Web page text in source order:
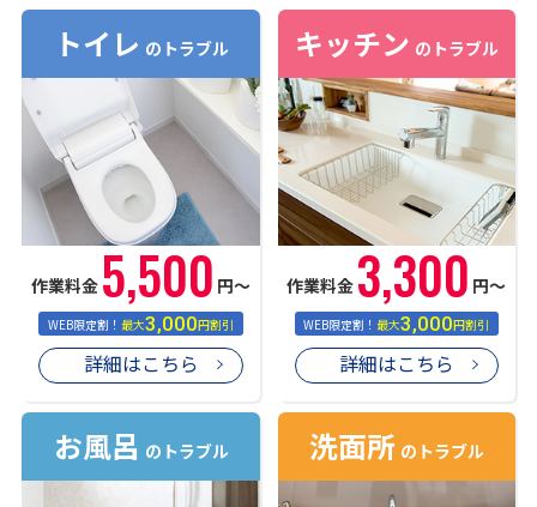
トイレ のトラブル
作業料金 5,500 円〜
WEB限定割！最大3,000円割引
詳細はこちら
キッチン のトラブル
作業料金 3,300 円〜
WEB限定割！最大3,000円割引
詳細はこちら
お風呂 のトラブル 洗面所 のトラブル